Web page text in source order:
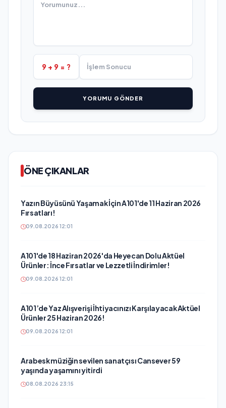
9 + 9 = ?
YORUMU GÖNDER
ÖNE ÇIKANLAR
Yazın Büyüsünü Yaşamak İçin A101'de 11 Haziran 2026
Fırsatları!
09.08.2026 12:01
A101'de 18 Haziran 2026'da Heyecan Dolu Aktüel
Ürünler: İnce Fırsatlar ve Lezzetli İndirimler!
09.08.2026 12:01
A101’de Yaz Alışverişi İhtiyacınızı Karşılayacak Aktüel
Ürünler 25 Haziran 2026!
09.08.2026 12:01
Arabesk müziğin sevilen sanatçısı Cansever 59
yaşında yaşamını yitirdi
08.08.2026 23:15